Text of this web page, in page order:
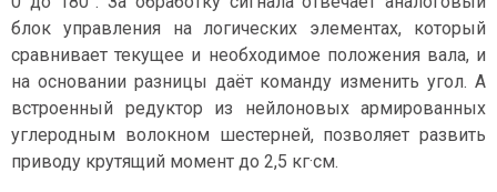
блок управления на логических элементах, который
сравнивает текущее и необходимое положения вала, и
на основании разницы даёт команду изменить угол. А
встроенный редуктор из нейлоновых армированных
углеродным волокном шестерней, позволяет развить
приводу крутящий момент до 2,5 кг·см.